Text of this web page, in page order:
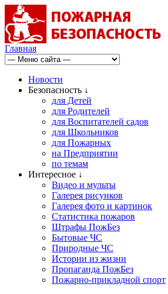
Главная
Новости
Безопасность ↓
для Детей
для Родителей
для Воспитателей садов
для Школьников
для Пожарных
на Предприятии
по темам
Интересное ↓
Видео и мульты
Галерея рисунков
Галерея фото и картинок
Статистика пожаров
Штрафы ПожБез
Бытовые ЧС
Природные ЧС
Истории из жизни
Пропаганда ПожБез
Пожарно-прикладной спорт